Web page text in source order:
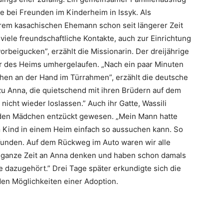
bei Freunden im Kinderheim in Issyk. Als
kasachischen Ehemann schon seit längerer Zeit
freundschaftliche Kontakte, auch zur Einrichtung
erzählt die Missionarin. Der dreijährige
Heims umhergelaufen. „Nach ein paar Minuten
an der Hand im Türrahmen”, erzählt die deutsche
Anna, die quietschend mit ihren Brüdern auf dem
wieder loslassen.” Auch ihr Gatte, Wassili
Mädchen entzückt gewesen. „Mein Mann hatte
in einem Heim einfach so aussuchen kann. So
Auf dem Rückweg im Auto waren wir alle
Zeit an Anna denken und haben schon damals
Drei Tage später erkundigte sich die
Möglichkeiten einer Adoption.